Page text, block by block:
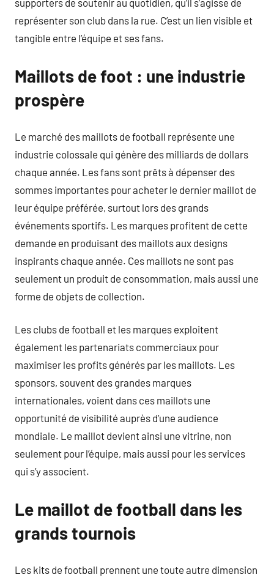
supporters de soutenir au quotidien, qu’il s’agisse de
représenter son club dans la rue. C’est un lien visible et
tangible entre l’équipe et ses fans.
Maillots de foot : une industrie
prospère
Le marché des maillots de football représente une
industrie colossale qui génère des milliards de dollars
chaque année. Les fans sont prêts à dépenser des
sommes importantes pour acheter le dernier maillot de
leur équipe préférée, surtout lors des grands
événements sportifs. Les marques profitent de cette
demande en produisant des maillots aux designs
inspirants chaque année. Ces maillots ne sont pas
seulement un produit de consommation, mais aussi une
forme de objets de collection.
Les clubs de football et les marques exploitent
également les partenariats commerciaux pour
maximiser les profits générés par les maillots. Les
sponsors, souvent des grandes marques
internationales, voient dans ces maillots une
opportunité de visibilité auprès d’une audience
mondiale. Le maillot devient ainsi une vitrine, non
seulement pour l’équipe, mais aussi pour les services
qui s’y associent.
Le maillot de football dans les
grands tournois
Les kits de football prennent une toute autre dimension